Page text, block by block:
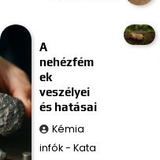
A
nehézfém
ek
veszélyei
és hatásai
Kémia
infók - Kata